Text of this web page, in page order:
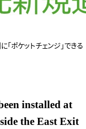
ポケットチェンジ」できる
installed at
the East Exit